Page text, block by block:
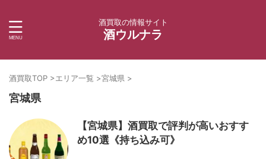
酒買取の情報サイト
酒ウルナラ
酒買取TOP >エリア一覧 >宮城県 >
宮城県
【宮城県】酒買取で評判が高いおすす
め10選《持ち込み可》